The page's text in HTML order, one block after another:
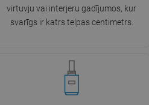
virtuvju vai interjeru gadījumos, kur
svarīgs ir katrs telpas centimetrs.